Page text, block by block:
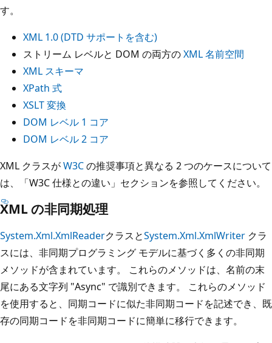
す。
XML 1.0 (DTD サポートを含む)
ストリーム レベルと DOM の両方のXML 名前空間
XML スキーマ
XPath 式
XSLT 変換
DOM レベル 1 コア
DOM レベル 2 コア
XML クラスがW3Cの推奨事項と異なる 2 つのケースについて
は、「W3C 仕様との違い」セクションを参照してください。
XML の非同期処理
System.Xml.XmlReaderクラスとSystem.Xml.XmlWriter クラ
スには、非同期プログラミング モデルに基づく多くの非同期
メソッドが含まれています。 これらのメソッドは、名前の末
尾にある文字列 "Async" で識別できます。 これらのメソッド
を使用すると、同期コードに似た非同期コードを記述でき、既
存の同期コードを非同期コードに簡単に移行できます。